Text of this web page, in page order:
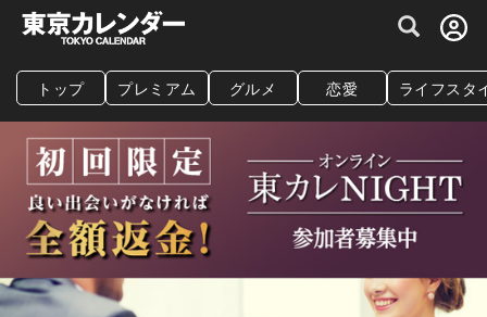
グルメ情報・プレミアムレストラン予約
トップ プレミアム グルメ 恋愛 ライフスタ